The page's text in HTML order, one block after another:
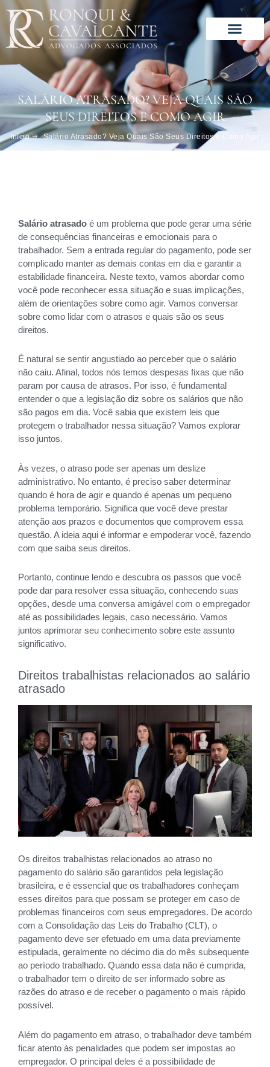
para
conteúdo
SALÁRIO ATRASADO? VEJA QUAIS SÃO
SEUS DIREITOS E COMO AGIR
Início Salário Atrasado? Veja Quais São Seus Direitos e Como Agir
Salário atrasado é um problema que pode gerar uma série
de consequências financeiras e emocionais para o
trabalhador. Sem a entrada regular do pagamento, pode ser
complicado manter as demais contas em dia e garantir a
estabilidade financeira. Neste texto, vamos abordar como
você pode reconhecer essa situação e suas implicações,
além de orientações sobre como agir. Vamos conversar
sobre como lidar com o atrasos e quais são os seus
direitos.
É natural se sentir angustiado ao perceber que o salário
não caiu. Afinal, todos nós temos despesas fixas que não
param por causa de atrasos. Por isso, é fundamental
entender o que a legislação diz sobre os salários que não
são pagos em dia. Você sabia que existem leis que
protegem o trabalhador nessa situação? Vamos explorar
isso juntos.
Às vezes, o atraso pode ser apenas um deslize
administrativo. No entanto, é preciso saber determinar
quando é hora de agir e quando é apenas um pequeno
problema temporário. Significa que você deve prestar
atenção aos prazos e documentos que comprovem essa
questão. A ideia aqui é informar e empoderar você, fazendo
com que saiba seus direitos.
Portanto, continue lendo e descubra os passos que você
pode dar para resolver essa situação, conhecendo suas
opções, desde uma conversa amigável com o empregador
até as possibilidades legais, caso necessário. Vamos
juntos aprimorar seu conhecimento sobre este assunto
significativo.
Direitos trabalhistas relacionados ao salário
atrasado
Os direitos trabalhistas relacionados ao atraso no
pagamento do salário são garantidos pela legislação
brasileira, e é essencial que os trabalhadores conheçam
esses direitos para que possam se proteger em caso de
problemas financeiros com seus empregadores. De acordo
com a Consolidação das Leis do Trabalho (CLT), o
pagamento deve ser efetuado em uma data previamente
estipulada, geralmente no décimo dia do mês subsequente
ao período trabalhado. Quando essa data não é cumprida,
o trabalhador tem o direito de ser informado sobre as
razões do atraso e de receber o pagamento o mais rápido
possível.
Além do pagamento em atraso, o trabalhador deve também
ficar atento às penalidades que podem ser impostas ao
empregador. O principal deles é a possibilidade de